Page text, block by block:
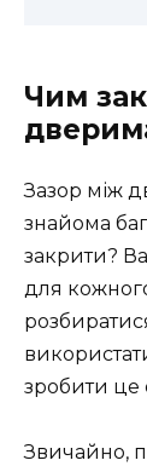
Чим
Зазор між
знайома
закрити?
для
зробити це
Звичайно,